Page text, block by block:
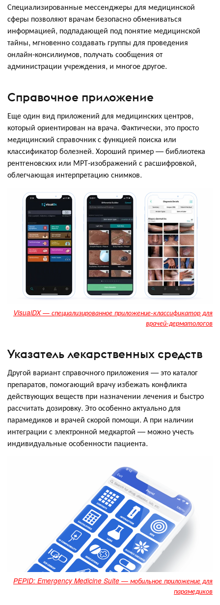
Специализированные мессенджеры для медицинской
сферы позволяют врачам безопасно обмениваться
информацией, подпадающей под понятие медицинской
тайны, мгновенно создавать группы для проведения
онлайн-консилиумов, получать сообщения от
администрации учреждения, и многое другое.
Справочное приложение
Еще один вид приложений для медицинских центров,
который ориентирован на врача. Фактически, это просто
медицинский справочник с функцией поиска или
классификатор болезней. Хороший пример — библиотека
рентгеновских или МРТ-изображений с расшифровкой,
облегчающая интерпретацию снимков.
VisualDX — специализированное приложение-классификатор для
врачей-дерматологов
Указатель лекарственных средств
Другой вариант справочного приложения — это каталог
препаратов, помогающий врачу избежать конфликта
действующих веществ при назначении лечения и быстро
рассчитать дозировку. Это особенно актуально для
парамедиков и врачей скорой помощи. А при наличии
интеграции с электронной медкартой — можно учесть
индивидуальные особенности пациента.
PEPID: Emergency Medicine Suite — мобильное приложение для
парамедиков